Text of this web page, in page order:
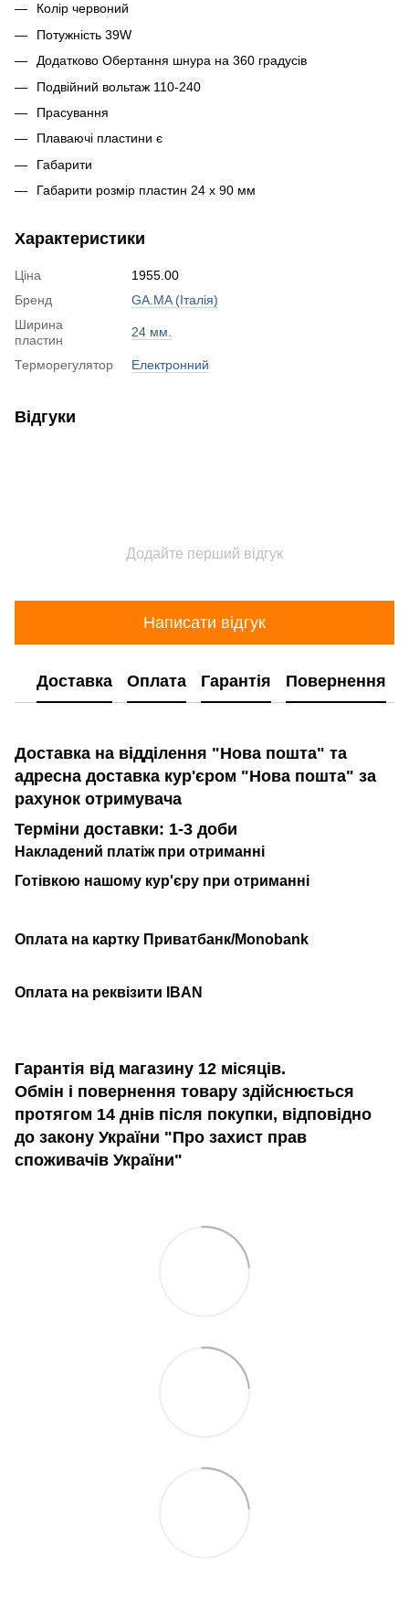
Колір червоний
Потужність 39W
Додатково Обертання шнура на 360 градусів
Подвійний вольтаж 110-240
Прасування
Плаваючі пластини є
Габарити
Габарити розмір пластин 24 x 90 мм
Характеристики
Ціна
1955.00
Бренд
GA.MA (Італія)
Ширина
пластин
24 мм.
Терморегулятор Електронний
Відгуки
Додайте перший відгук
Написати відгук
Доставка Оплата Гарантія Повернення
Доставка на відділення "Нова пошта" та
адресна доставка кур'єром "Нова пошта" за
рахунок отримувача
Терміни доставки: 1-3 доби
Накладений платіж при отриманні
Готівкою нашому кур'єру при отриманні
Оплата на картку Приватбанк/Monobank
Оплата на реквізити IBAN
Гарантія від магазину 12 місяців.
Обмін і повернення товару здійснюється
протягом 14 днів після покупки, відповідно
до закону України "Про захист прав
споживачів України"